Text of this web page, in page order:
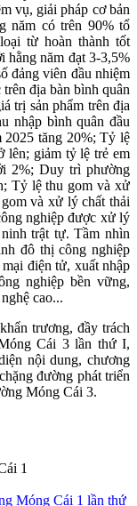
vụ, giải pháp cơ bản
năm có trên 90% tổ
từ hoàn thành tốt
hằng năm đạt 3-3,5%
đảng viên đầu nhiệm
địa bàn bình quân
trị sản phẩm trên địa
nhập bình quân đầu
2025 tăng 20%; Tỷ lệ
lên; giảm tỷ lệ trẻ em
2%; Duy trì phường
Tỷ lệ thu gom và xử
và xử lý chất thải
nghiệp được xử lý
trật tự. Tầm nhìn
đô thị công nghiệp
điện tử, xuất nhập
nghiệp bền vững,
cao...
trương, đầy trách
Cái 3 lần thứ I,
nội dung, chương
đường phát triển
Móng Cái 3.
1